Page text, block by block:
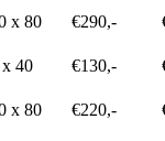
x 80 €290,-
x 40 €130,-
x 80 €220,-